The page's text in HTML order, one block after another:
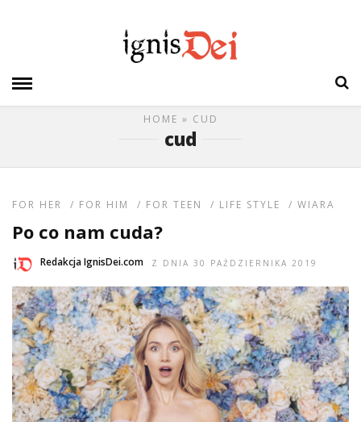
HOME » CUD
cud
FOR HER / FOR HIM / FOR TEEN / LIFE STYLE / WIARA
Po co nam cuda?
Redakcja IgnisDei.com Z DNIA 30 PAŹDZIERNIKA 2019